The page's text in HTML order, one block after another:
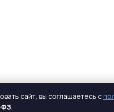
сайт, вы соглашаетесь с
ФЗ.